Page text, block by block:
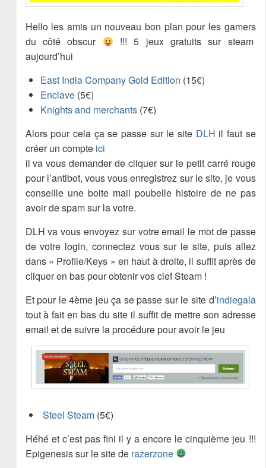
Hello les amis un nouveau bon plan pour les gamers
du côté obscur
!!! 5 jeux gratuits sur steam
aujourd’hui
East India Company Gold Edition (15€)
Enclave (5€)
Knights and merchants (7€)
Alors pour cela ça se passe sur le site DLH il faut se
créer un compte ici
il va vous demander de cliquer sur le petit carré rouge
pour l’antibot, vous vous enregistrez sur le site, je vous
conseille une boite mail poubelle histoire de ne pas
avoir de spam sur la votre.
DLH va vous envoyez sur votre email le mot de passe
de votre login, connectez vous sur le site, puis allez
dans « Profile/Keys » en haut à droite, il suffit après de
cliquer en bas pour obtenir vos clef Steam !
Et pour le 4ème jeu ça se passe sur le site d’indiegala
tout à fait en bas du site il suffit de mettre son adresse
email et de suivre la procédure pour avoir le jeu
Steel Steam(5€)
Héhé et c’est pas fini il y a encore le cinquième jeu !!!
Epigenesis sur le site de razerzone